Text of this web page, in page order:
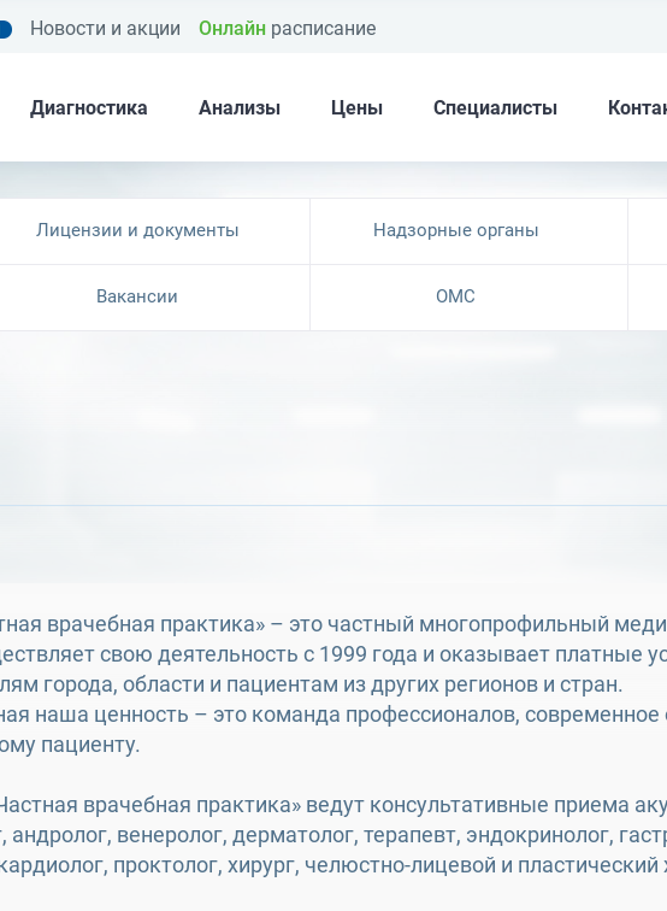
Новости и акции Онлайн расписание
Диагностика Анализы Цены Специалисты
Лицензии и документы Надзорные органы
Вакансии ОМС
врачебная практика» – это частный многопрофильный
свою деятельность с 1999 года и оказывает платные
города, области и пациентам из других регионов и стран.
наша ценность – это команда профессионалов, современное
пациенту.
врачебная практика» ведут консультативные приема
андролог, венеролог, дерматолог, терапевт, эндокринолог,
проктолог, хирург, челюстно-лицевой и пластический